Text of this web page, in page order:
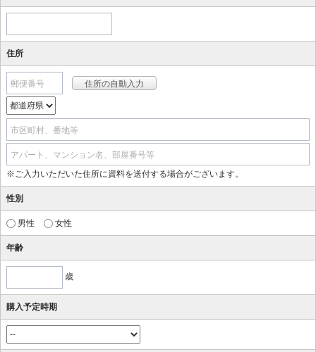
住所
郵便番号
市区町村、番地等
アパート、マンション名、部屋番号等
※ご入力いただいた住所に資料を送付する場合がございます。
性別
男性 女性
年齢
歳
購入予定時期